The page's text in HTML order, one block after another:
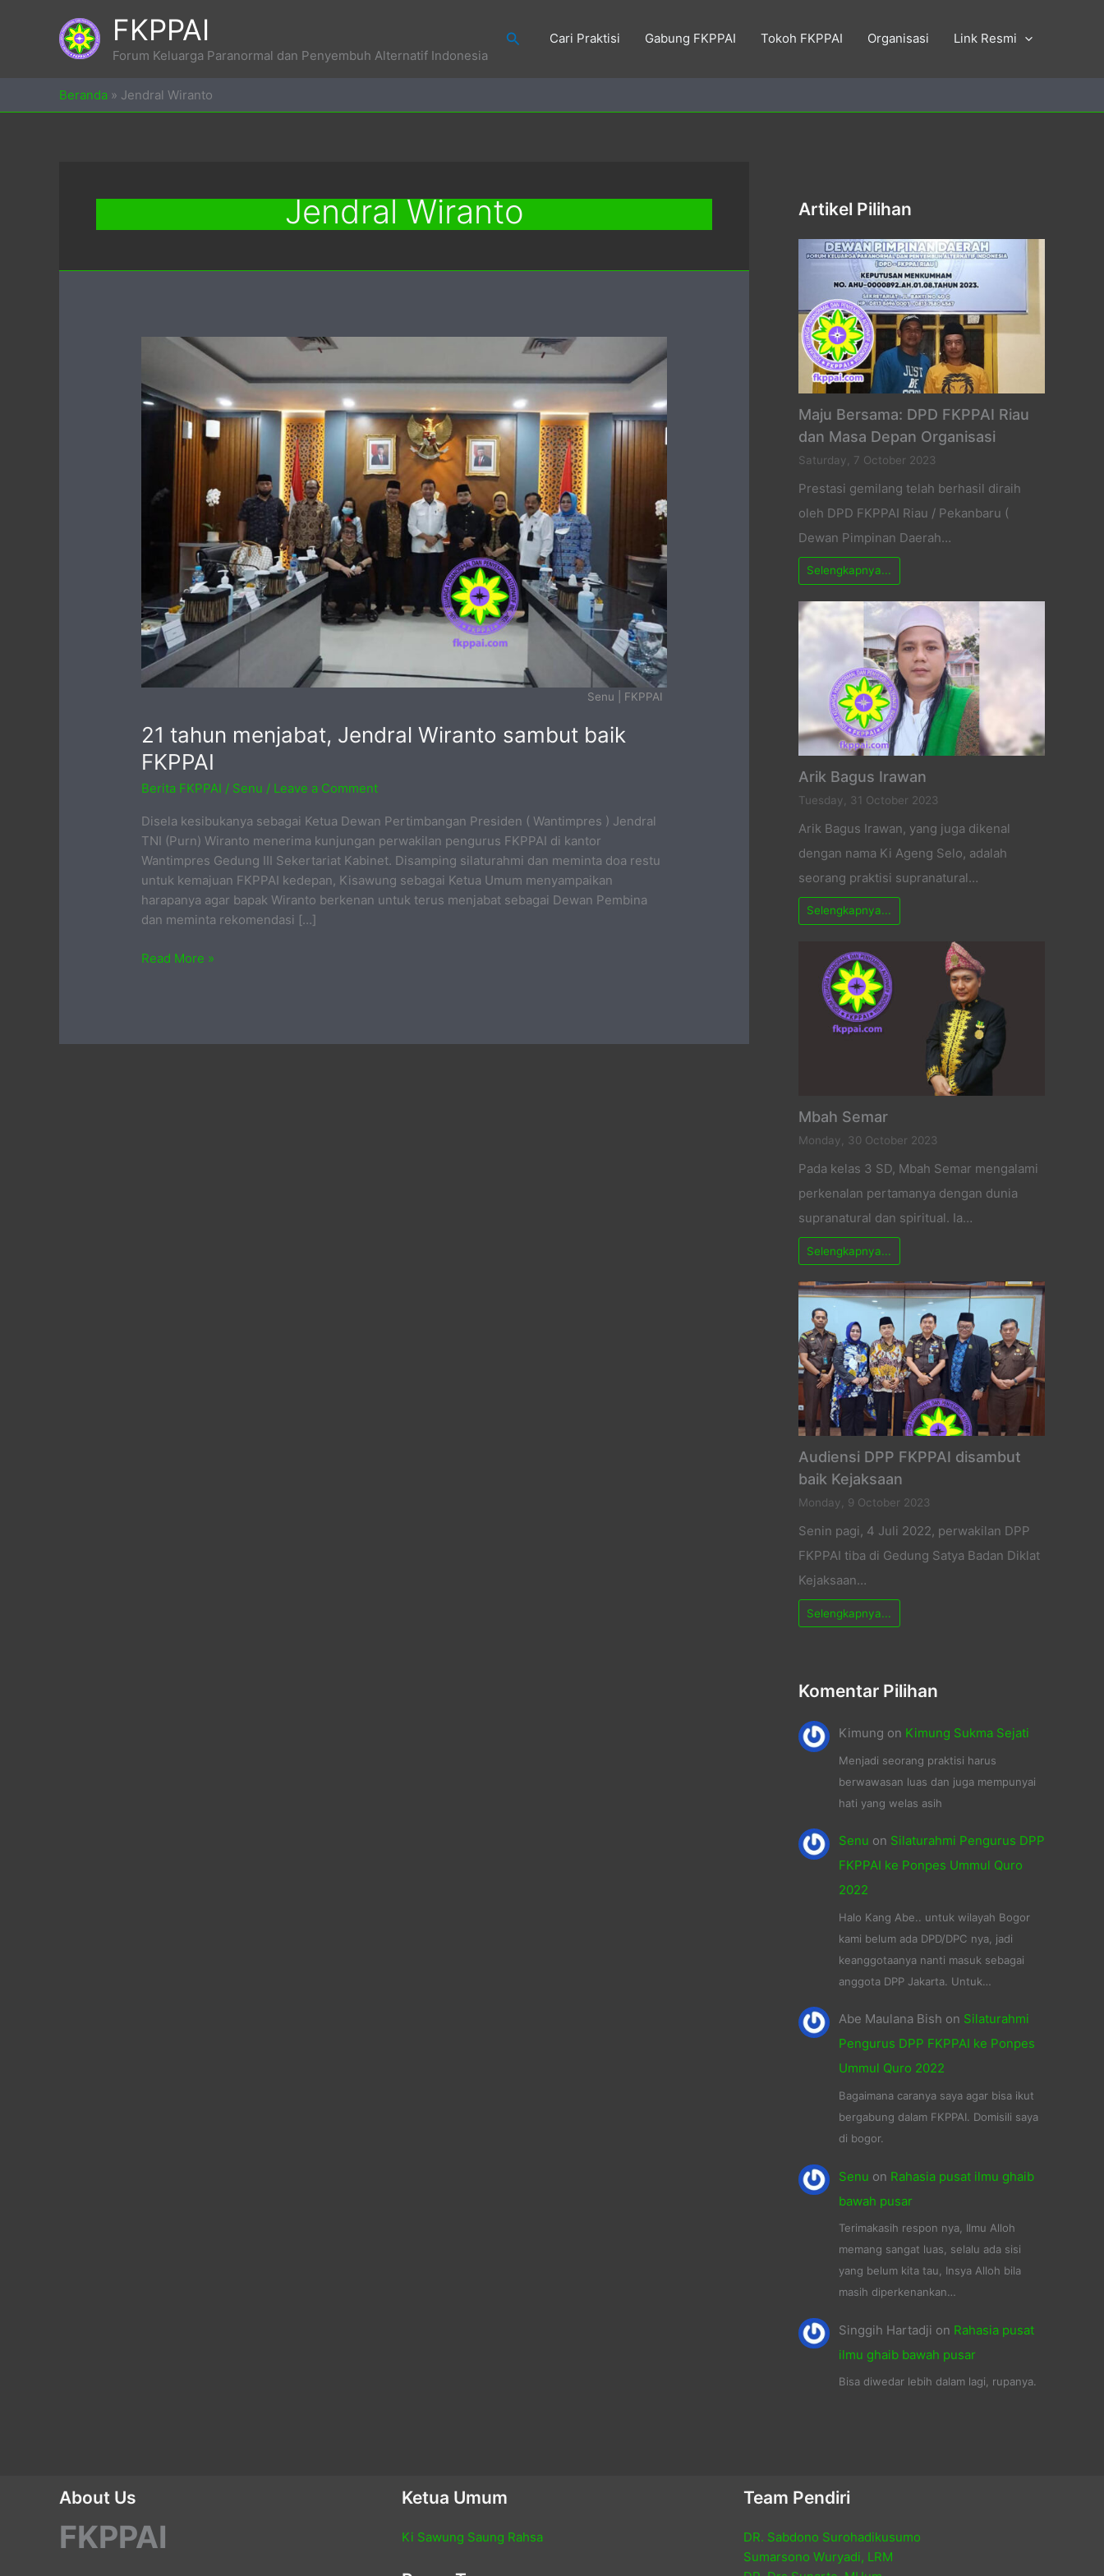
FKPPAI
Forum Keluarga Paranormal dan Penyembuh Alternatif Indonesia
SearchCari Praktisi Gabung FKPPAI Tokoh FKPPAI Organisasi Link Resmi
Beranda » Jendral Wiranto
Jendral Wiranto
Senu | FKPPAI
21 tahun menjabat, Jendral Wiranto sambut baik
FKPPAI
Berita FKPPAI / Senu / Leave a Comment
Disela kesibukanya sebagai Ketua Dewan Pertimbangan Presiden ( Wantimpres ) Jendral
TNI (Purn) Wiranto menerima kunjungan perwakilan pengurus FKPPAI di kantor
Wantimpres Gedung III Sekertariat Kabinet. Disamping silaturahmi dan meminta doa restu
untuk kemajuan FKPPAI kedepan, Kisawung sebagai Ketua Umum menyampaikan
harapanya agar bapak Wiranto berkenan untuk terus menjabat sebagai Dewan Pembina
dan meminta rekomendasi […]
21
Read More »
Artikel Pilihan
Maju Bersama: DPD FKPPAI Riau
dan Masa Depan Organisasi
Saturday, 7 October 2023
Prestasi gemilang telah berhasil diraih
oleh DPD FKPPAI Riau / Pekanbaru (
Dewan Pimpinan Daerah…
Selengkapnya...
Arik Bagus Irawan
Tuesday, 31 October 2023
Arik Bagus Irawan, yang juga dikenal
dengan nama Ki Ageng Selo, adalah
seorang praktisi supranatural…
Selengkapnya...
Mbah Semar
Monday, 30 October 2023
Pada kelas 3 SD, Mbah Semar mengalami
perkenalan pertamanya dengan dunia
supranatural dan spiritual. Ia…
Selengkapnya...
Audiensi DPP FKPPAI disambut
baik Kejaksaan
Monday, 9 October 2023
Senin pagi, 4 Juli 2022, perwakilan DPP
FKPPAI tiba di Gedung Satya Badan Diklat
Kejaksaan…
Selengkapnya...
Komentar Pilihan
Kimung on Kimung Sukma Sejati
Menjadi seorang praktisi harus
berwawasan luas dan juga mempunyai
hati yang welas asih
Senu on Silaturahmi Pengurus DPP
FKPPAI ke Ponpes Ummul Quro
2022
Halo Kang Abe.. untuk wilayah Bogor
kami belum ada DPD/DPC nya, jadi
keanggotaanya nanti masuk sebagai
anggota DPP Jakarta. Untuk…
Abe Maulana Bish on Silaturahmi
Pengurus DPP FKPPAI ke Ponpes
Ummul Quro 2022
Bagaimana caranya saya agar bisa ikut
bergabung dalam FKPPAI. Domisili saya
di bogor.
Senu on Rahasia pusat ilmu ghaib
bawah pusar
Terimakasih respon nya, Ilmu Alloh
memang sangat luas, selalu ada sisi
yang belum kita tau, Insya Alloh bila
masih diperkenankan…
Singgih Hartadji on Rahasia pusat
ilmu ghaib bawah pusar
Bisa diwedar lebih dalam lagi, rupanya.
About Us
FKPPAI
Ketua Umum
Ki Sawung Saung Rahsa
Team Pendiri
DR. Sabdono Surohadikusumo
Sumarsono Wuryadi, LRM